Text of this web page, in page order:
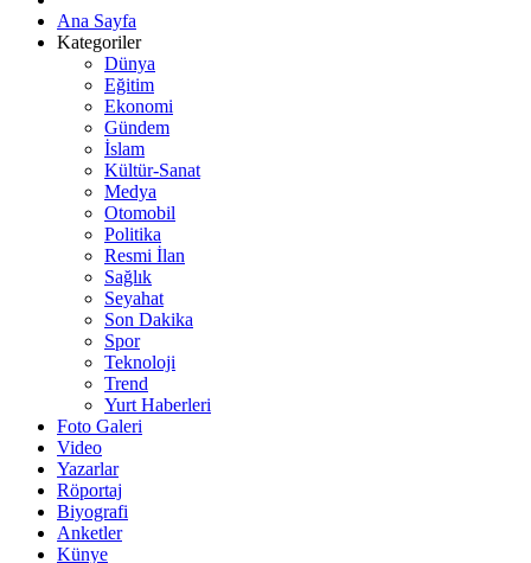
Ana Sayfa
Kategoriler
Dünya
Eğitim
Ekonomi
Gündem
İslam
Kültür-Sanat
Medya
Otomobil
Politika
Resmi İlan
Sağlık
Seyahat
Son Dakika
Spor
Teknoloji
Trend
Yurt Haberleri
Foto Galeri
Video
Yazarlar
Röportaj
Biyografi
Anketler
Künye